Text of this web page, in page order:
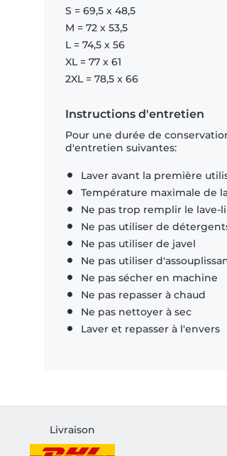
S = 69,5 x 48,5
M = 72 x 53,5
L = 74,5 x 56
XL = 77 x 61
2XL = 78,5 x 66
Instructions d'entretien
Pour une durée de
d'entretien suivantes:
Laver avant la première
Température maximale de
Ne pas trop remplir le lave-
Ne pas utiliser de
Ne pas utiliser de javel
Ne pas utiliser
Ne pas sécher en machine
Ne pas repasser à chaud
Ne pas nettoyer à sec
Laver et repasser à l'envers
Livraison